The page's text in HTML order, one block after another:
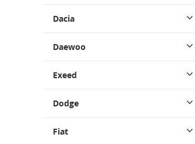
Dacia
Daewoo
Exeed
Dodge
Fiat